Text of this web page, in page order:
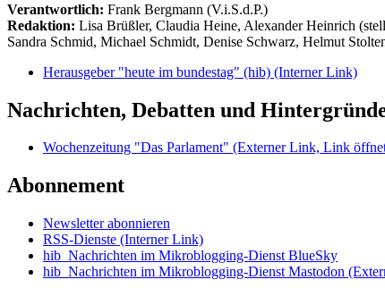
Verantwortlich: Frank Bergmann (V.i.S.d.P.)
Redaktion: Lisa Brüßler, Claudia Heine, Alexander Heinrich
Sandra Schmid, Michael Schmidt, Denise Schwarz, Helmut
Herausgeber "heute im bundestag" (hib) (Interner Link)
Nachrichten, Debatten und
Wochenzeitung "Das Parlament" (Externer Link, Link
Abonnement
Newsletter abonnieren
RSS-Dienste (Interner Link)
hib_Nachrichten im Mikroblogging-Dienst BlueSky
hib_Nachrichten im Mikroblogging-Dienst Mastodon